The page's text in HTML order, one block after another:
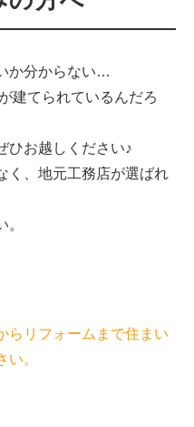
か分からない…
建てられているんだろ
ひお越しください♪
く、地元工務店が選ばれ
らリフォームまで住まい
。